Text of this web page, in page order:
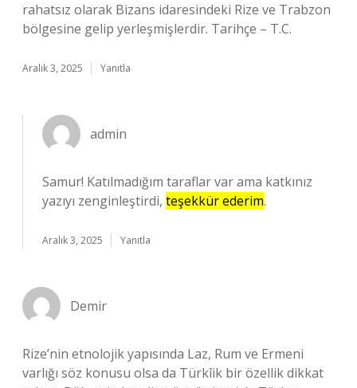
rahatsız olarak Bizans idaresindeki Rize ve Trabzon
bölgesine gelip yerleşmişlerdir. Tarihçe – T.C.
Aralık 3, 2025 Yanıtla
admin
Samur! Katılmadığım taraflar var ama katkınız
yazıyı zenginleştirdi, teşekkür ederim.
Aralık 3, 2025 Yanıtla
Demir
Rize’nin etnolojik yapısında Laz, Rum ve Ermeni
varlığı söz konusu olsa da Türkîik bir özellik dikkat